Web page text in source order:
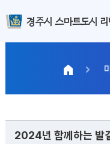
경주시 스마트도시
2024년 함께하는 발